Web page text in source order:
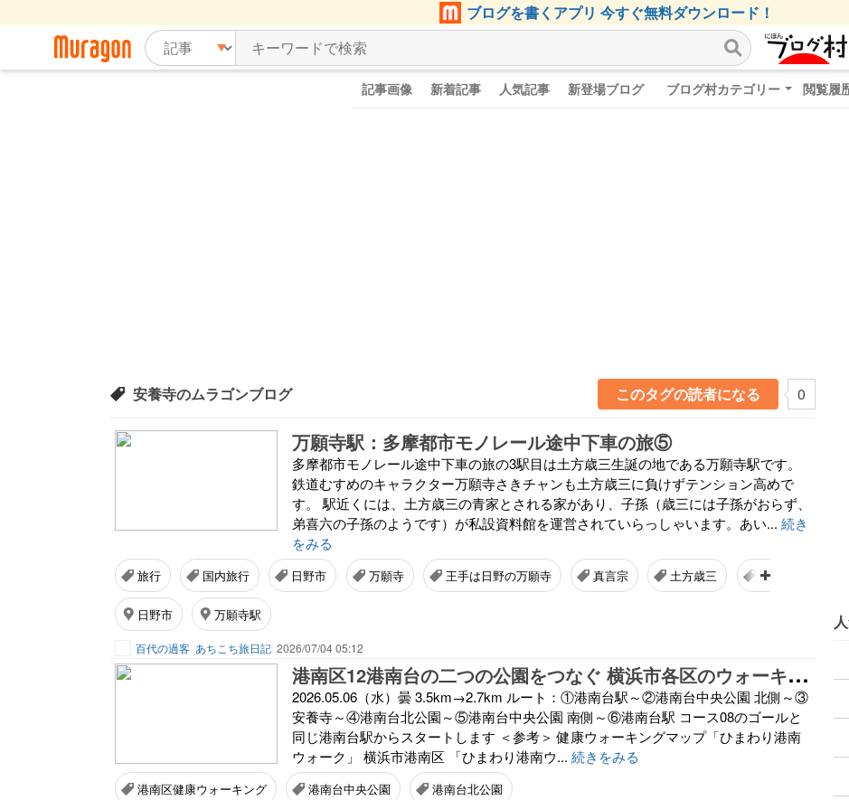
ブログを書くアプリ 今すぐ無料ダウンロード！
記事画像 新着記事 人気記事 新登場ブログ ブログ村カテゴリー 閲覧履
安養寺のムラゴンブログ このタグの読者になる 0
万願寺駅：多摩都市モノレール途中下車の旅⑤
多摩都市モノレール途中下車の旅の3駅目は土方歳三生誕の地である万願寺駅です。
鉄道むすめのキャラクター万願寺さきチャンも土方歳三に負けずテンション高めで
す。 駅近くには、土方歳三の青家とされる家があり、子孫（歳三には子孫がおらず、
弟喜六の子孫のようです）が私設資料館を運営されていらっしゃいます。あい... 続き
をみる
旅行 国内旅行 日野市 万願寺 王手は日野の万願寺 真言宗 土方歳三 鉄道むすめ
日野市 万願寺駅
百代の過客 あちこち旅日記 2026/07/04 05:12
港
南区12港南台の二つの公園をつなぐ 横浜市各区のウォーキング 2026.05.06
2026.05.06（水）曇 3.5km→2.7km ルート：①港南台駅～②港南台中央公園 北側～③
安養寺～④港南台北公園～⑤港南台中央公園 南側～⑥港南台駅 コース08のゴールと
同じ港南台駅からスタートします ＜参考＞ 健康ウォーキングマップ「ひまわり港南
ウォーク」 横浜市港南区 「ひまわり港南ウ... 続きをみる
港南区健康ウォーキング 港南台中央公園 港南台北公園